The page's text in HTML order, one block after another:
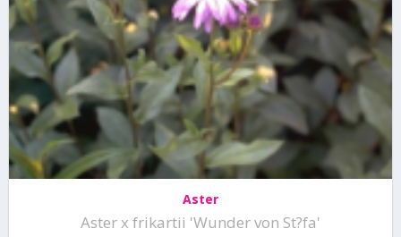
Aster
Aster x frikartii 'Wunder von St?fa'